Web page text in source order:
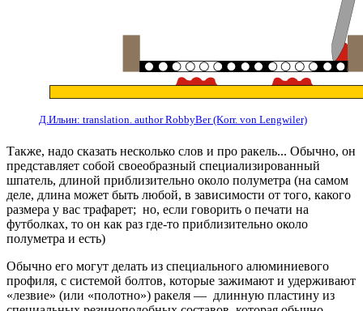
Д.Ильин: translation. аuthor RobbyBer (Korr. von Lengwiler)
Также, надо сказать несколько слов и про ракель... Обычно, он
представляет собой своеобразный специализированный
шпатель, длиной приблизительно около полуметра (на самом
деле, длина может быть любой, в зависимости от того, какого
размера у вас трафарет; но, если говорить о печати на
футболках, то он как раз где-то приблизительно около
полуметра и есть)
Обычно его могут делать из специального алюминиевого
профиля, с системой болтов, которые зажимают и удерживают
«лезвие» (или «полотно») ракеля — длинную пластину из